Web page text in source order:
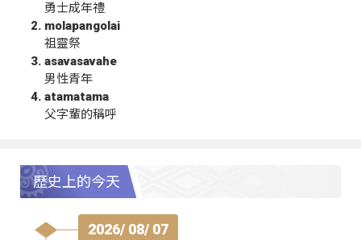
勇士成年禮
molapangolai
祖靈祭
asavasavahe
男性青年
atamatama
父字輩的稱呼
歷史上的今天
2026/ 08/ 07